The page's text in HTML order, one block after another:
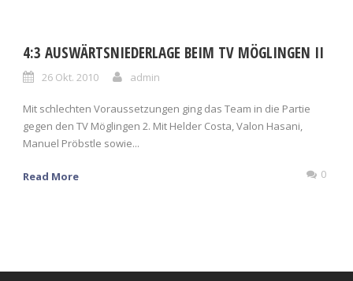
4:3 AUSWÄRTSNIEDERLAGE BEIM TV MÖGLINGEN II
26 Okt. 2010 admin
Mit schlechten Voraussetzungen ging das Team in die Partie
gegen den TV Möglingen 2. Mit Helder Costa, Valon Hasani,
Manuel Pröbstle sowie...
Read More 0